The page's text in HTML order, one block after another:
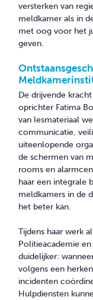
versterken van
meldkamer als in
met oog voor het
geven.
De drijvende
oprichter Fatima
van lesmateriaal
communicatie,
uiteenlopende
de schermen van
rooms en
haar een integrale
meldkamers in de
het beter kan.
Tijdens haar werk
Politieacademie
duidelijker:
volgens een
incidenten
Hulpdiensten